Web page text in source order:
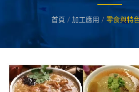
首頁 / 加工應用 / 零食與特